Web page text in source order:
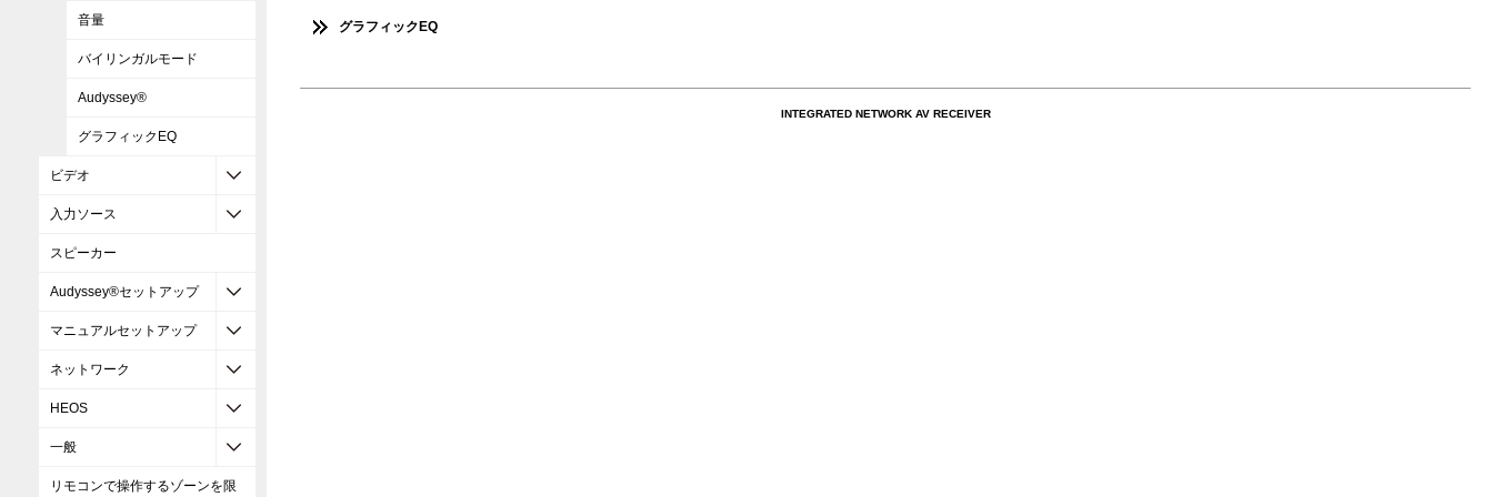
音量
バイリンガルモード
Audyssey®
グラフィックEQ
ビデオ
入力ソース
スピーカー
Audyssey®セットアップ
マニュアルセットアップ
ネットワーク
HEOS
一般
リモコンで操作するゾーンを限
グラフィックEQ
INTEGRATED NETWORK AV RECEIVER